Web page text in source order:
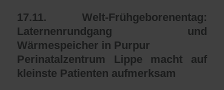
17.11. Welt-Frühgeborenentag:
Laternenrundgang und
Wärmespeicher in Purpur
Perinatalzentrum Lippe macht auf
kleinste Patienten aufmerksam